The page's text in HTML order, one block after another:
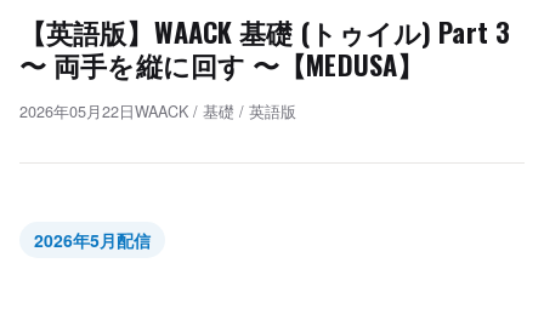
【英語版】WAACK 基礎 (トゥイル) Part 3
〜 両手を縦に回す 〜【MEDUSA】
2026年05月22日WAACK / 基礎 / 英語版
2026年5月配信